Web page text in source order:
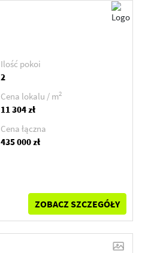
Ilość pokoi
2
Cena lokalu / m2
11 304 zł
Cena łączna
435 000 zł
ZOBACZ SZCZEGÓŁY